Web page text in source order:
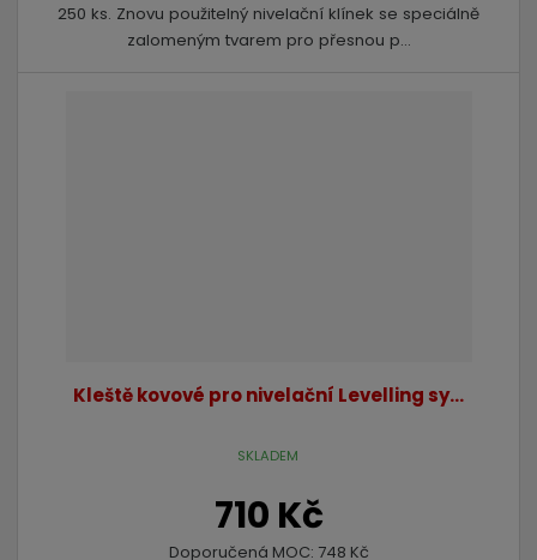
250 ks. Znovu použitelný nivelační klínek se speciálně
zalomeným tvarem pro přesnou p...
Kleště kovové pro nivelační Levelling sy...
710 Kč
Doporučená MOC: 748 Kč
SKLADEM